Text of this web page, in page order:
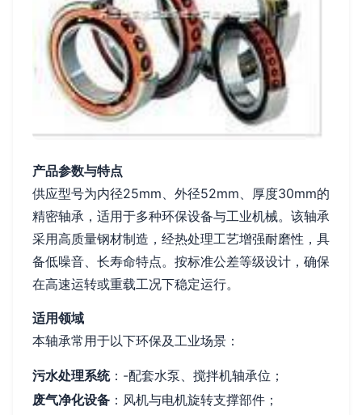
产品参数与特点
供应型号为内径25mm、外径52mm、厚度30mm的
精密轴承，适用于多种环保设备与工业机械。该轴承
采用高质量钢材制造，经热处理工艺增强耐磨性，具
备低噪音、长寿命特点。按标准公差等级设计，确保
在高速运转或重载工况下稳定运行。
适用领域
本轴承常用于以下环保及工业场景：
污水处理系统：-配套水泵、搅拌机轴承位；
废气净化设备 ：风机与电机旋转支撑部件；